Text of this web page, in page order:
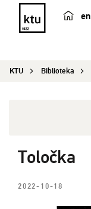
en
KTU Biblioteka
Toločka
2022-10-18